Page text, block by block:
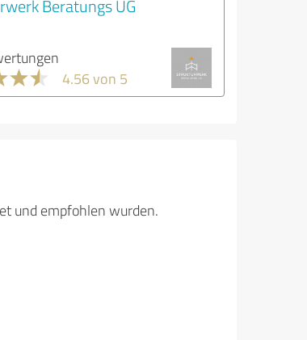
Beratungs UG
4.56 von 5
und empfohlen wurden.